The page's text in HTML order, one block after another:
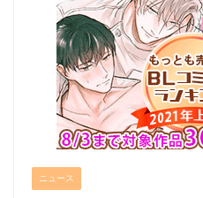
ニュース